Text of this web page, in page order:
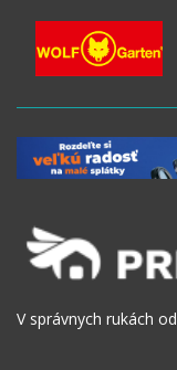
V správnych rukách